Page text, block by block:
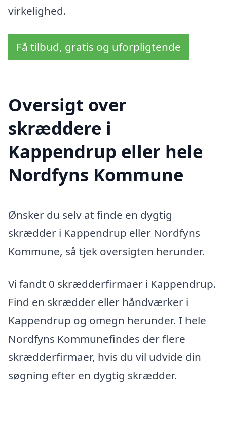
virkelighed.
Få tilbud, gratis og uforpligtende
Oversigt over
skræddere i
Kappendrup eller hele
Nordfyns Kommune
Ønsker du selv at finde en dygtig
skrædder i Kappendrup eller Nordfyns
Kommune, så tjek oversigten herunder.
Vi fandt 0 skrædderfirmaer i Kappendrup.
Find en skrædder eller håndværker i
Kappendrup og omegn herunder. I hele
Nordfyns Kommunefindes der flere
skrædderfirmaer, hvis du vil udvide din
søgning efter en dygtig skrædder.